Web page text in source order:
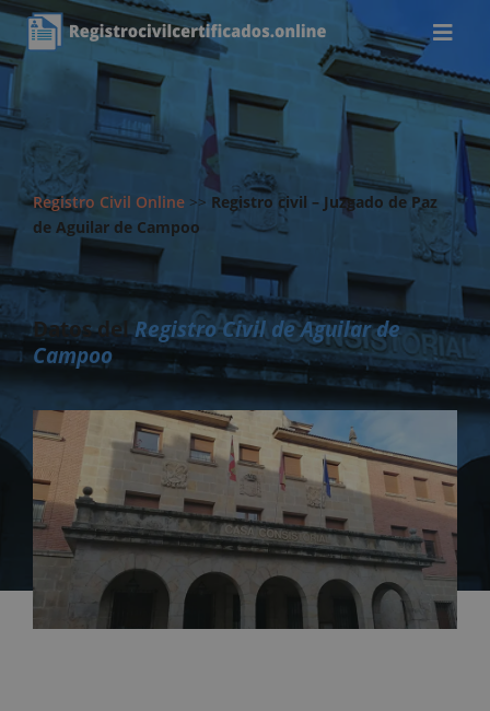
Registro Civil Online >> Registro civil – Juzgado de Paz
de Aguilar de Campoo
Datos delRegistro Civil de Aguilar de
Campoo